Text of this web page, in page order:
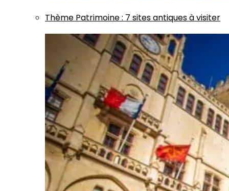
Thème Patrimoine: 7 sites antiques à visiter